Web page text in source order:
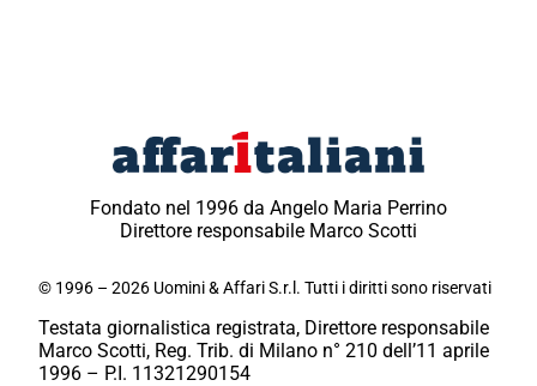
Fondato nel 1996 da Angelo Maria Perrino
Direttore responsabile Marco Scotti
© 1996 – 2026 Uomini & Affari S.r.l. Tutti i diritti sono riservati
Testata giornalistica registrata, Direttore responsabile
Marco Scotti, Reg. Trib. di Milano n° 210 dell’11 aprile
1996 – P.I. 11321290154